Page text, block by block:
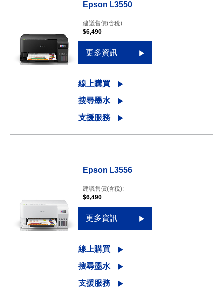
Epson L3550
建議售價(含稅):
$6,490
更多資訊
線上購買
搜尋墨水
支援服務
Epson L3556
建議售價(含稅):
$6,490
更多資訊
線上購買
搜尋墨水
支援服務